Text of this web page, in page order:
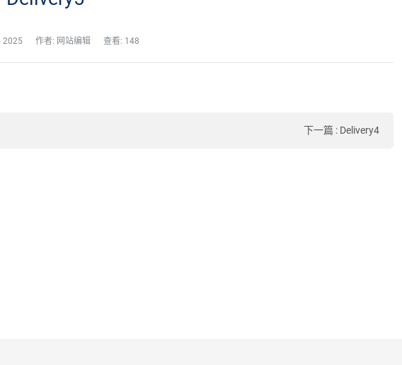
2025 作者: 网站编辑 查看: 148
下一篇 : Delivery4